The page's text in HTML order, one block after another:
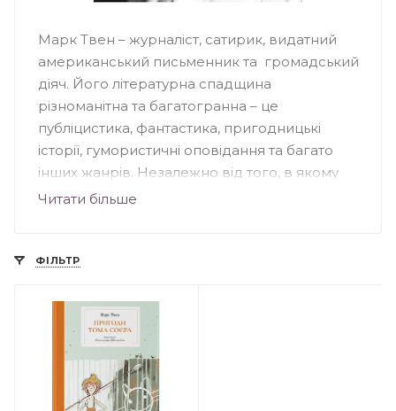
Марк Твен – журналіст, сатирик, видатний
американський письменник та громадський
діяч. Його літературна спадщина
різноманітна та багатогранна – це
публіцистика, фантастика, пригодницькі
історії, гумористичні оповідання та багато
інших жанрів. Незалежно від того, в якому
жанрі написані твори, всі вони пропагують
Марка Твена, перш за все, асоціюється з
будуть цікавими для прочитання в будь-
якому віці, адже в них кожен зможе знайти
щось особливе для себе.
Біографія
Читати більше
ФІЛЬТР